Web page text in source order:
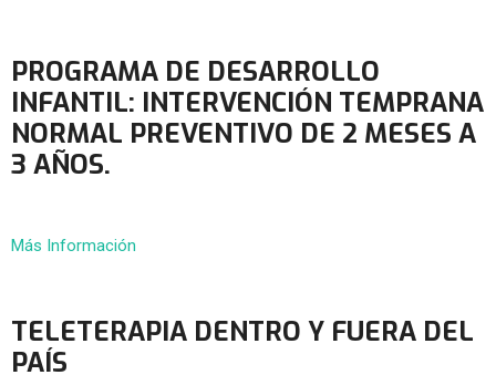
PROGRAMA DE DESARROLLO
INFANTIL: INTERVENCIÓN TEMPRANA
NORMAL PREVENTIVO DE 2 MESES A
3 AÑOS.
Más Información
TELETERAPIA DENTRO Y FUERA DEL
PAÍS